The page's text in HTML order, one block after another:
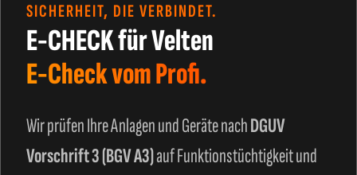
SICHERHEIT, DIE VERBINDET.
E-CHECK für Velten
E-Check vom Profi.
Wir prüfen Ihre Anlagen und Geräte nachDGUV
Vorschrift 3 (BGV A3)auf Funktionstüchtigkeit und